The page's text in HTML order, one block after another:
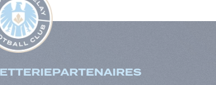
PARTENAIRES